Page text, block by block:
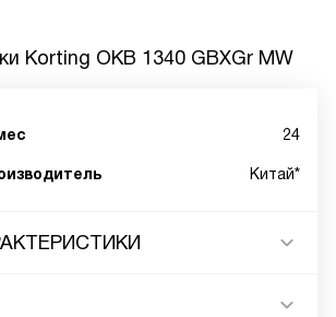
Korting OKB 1340 GBXGr MW
24
Китай*